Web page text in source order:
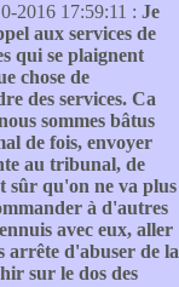
2016 17:59:11 : Je
aux services de
qui se plaignent
chose de
des services. Ca
sommes bâtus
de fois, envoyer
au tribunal, de
sûr qu'on ne va plus
à d'autres
avec eux, aller
d'abuser de la
sur le dos des